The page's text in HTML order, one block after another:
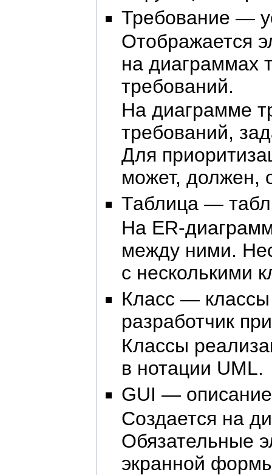
Требование —
Отображается
на диаграммах
требований.
На диаграмме
требований,
Для
может, должен,
Таблица —
На ER-
между ними.
с несколькими
Класс — классы
разработчик
Классы
в нотации UML.
GUI — описание
Создается на
Обязательные
экранной